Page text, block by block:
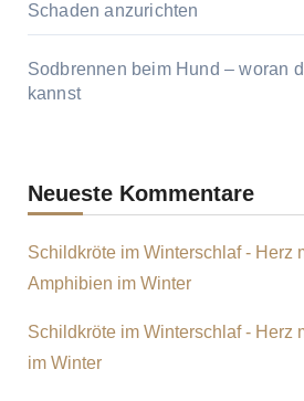
Schaden anzurichten
Sodbrennen beim Hund – woran
kannst
Neueste Kommentare
Schildkröte im Winterschlaf - Herz
Amphibien im Winter
Schildkröte im Winterschlaf - Herz
im Winter